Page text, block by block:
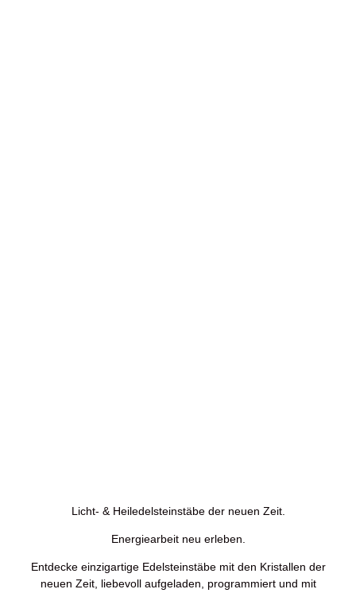
Licht- & Heiledelsteinstäbe der neuen Zeit.
Energiearbeit neu erleben.
Entdecke einzigartige Edelsteinstäbe mit den Kristallen der
neuen Zeit, liebevoll aufgeladen, programmiert und mit